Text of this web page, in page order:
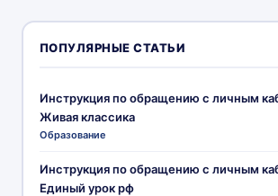
ПОПУЛЯРНЫЕ СТАТЬИ
Инструкция по обращению с личным
Живая классика
Образование
Инструкция по обращению с личным
Единый урок рф